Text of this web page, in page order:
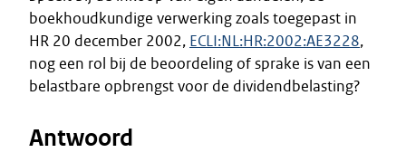
boekhoudkundige verwerking zoals toegepast in
HR 20 december 2002, ECLI:NL:HR:2002:AE3228,
nog een rol bij de beoordeling of sprake is van een
belastbare opbrengst voor de dividendbelasting?
Antwoord